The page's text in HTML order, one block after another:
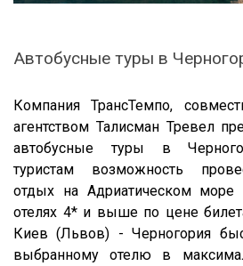
Автобусные туры в
Компания ТрансТемпо,
агентством Талисман Тревел
автобусные туры в
туристам возможность
отдых на Адриатическом море
отелях 4* и выше по цене
Киев (Львов) - Черногория
выбранному отелю в